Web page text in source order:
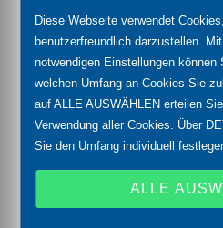
hoch überlastfähig
Reinst-Keramiksensor
besonders geeignet für
zähflüssigen und
Gehäusematerial aus PP-
Trennmembrane Keramik
Diese Webseite verwendet
benutzerfreundlich darzustellen.
notwendigen Einstellungen können
welchen Umfang an Cookies Sie
auf ALLE AUSWÄHLEN erteilen
Verwendung aller Cookies. Über
Sie den Umfang individuell
ALLE